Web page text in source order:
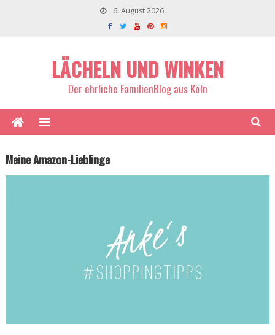
6. August 2026
LÄCHELN UND WINKEN
Der ehrliche FamilienBlog aus Köln
Meine Amazon-Lieblinge